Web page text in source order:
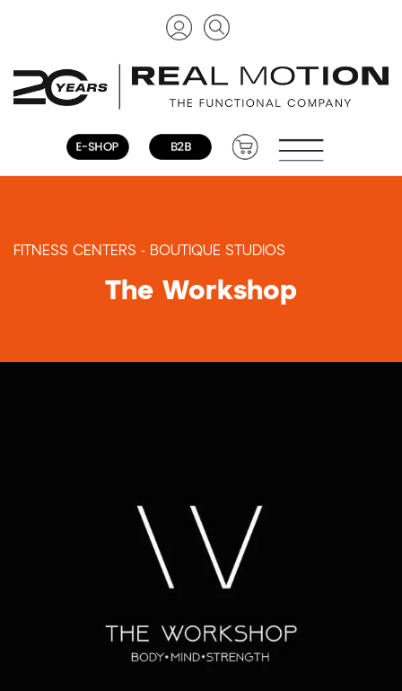
FITNESS CENTERS - BOUTIQUE STUDIOS
The Workshop